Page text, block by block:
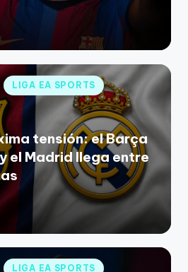
LIGA EA SPORTS
tensión: el Barça
el Madrid llega entre
LIGA EA SPORTS